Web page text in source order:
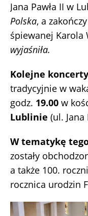
Jana Pawła II w
Polska, a
śpiewanej Karola
wyjaśniła.
Kolejne koncerty
tradycyjnie w
godz. 19.00 w
Lublinie (ul. Jana
W tematykę
zostały
a także 100.
rocznica urodzin